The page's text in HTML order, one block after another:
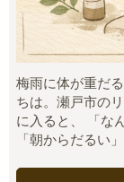
梅雨に体が重だ
ちは。瀬戸市の
に入ると、 「な
「朝からだるい